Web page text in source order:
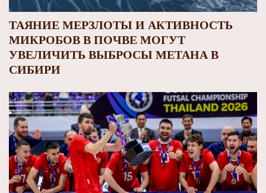
ТАЯНИЕ МЕРЗЛОТЫ И АКТИВНОСТЬ
МИКРОБОВ В ПОЧВЕ МОГУТ
УВЕЛИЧИТЬ ВЫБРОСЫ МЕТАНА В
СИБИРИ